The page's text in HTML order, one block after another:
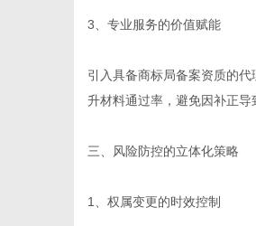
3、专业服务的价值赋能
引入具备商标局备案资质的
升材料通过率，避免因补正导
三、风险防控的立体化策略
1、权属变更的时效控制